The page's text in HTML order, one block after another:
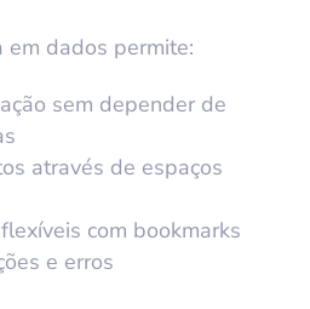
dados permite:
sem depender de
através de espaços
com bookmarks
e erros